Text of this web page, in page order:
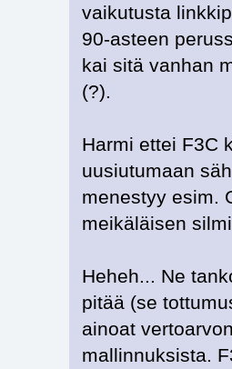
vaikutusta
90-asteen
kai sitä vanhan
(?).
Harmi ettei F3C
uusiutumaan
menestyy esim.
meikäläisen
Heheh... Ne
pitää (se
ainoat
mallinnuksista.